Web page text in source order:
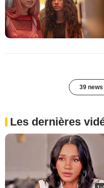
39
Les dernières